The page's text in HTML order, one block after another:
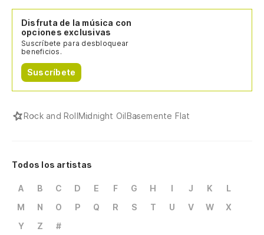
Disfruta de la música con
opciones exclusivas
Suscríbete para desbloquear
beneficios.
Suscríbete
Rock and RollMidnight OilBasemente Flat
Todos los artistas
A B C D E F G H I J K
L
M
N O P Q R S T U V W
X
Y
Z #